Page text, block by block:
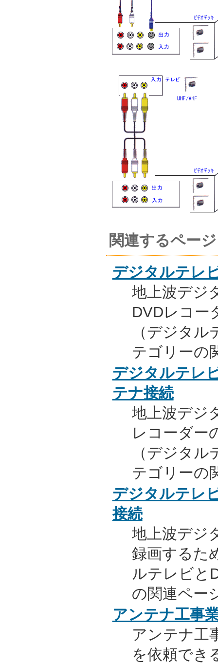
関連するページ
デジタルテレ
地上波デジ
DVDレコー
（デジタ
テゴリーの
デジタルテレ
テナ接続
地上波デジ
レコーダー
（デジタ
テゴリーの
デジタルテレ
接続
地上波デジ
録画するた
ルテレビと
の関連ペー
アンテナ工事
アンテナ工
を依頼でき